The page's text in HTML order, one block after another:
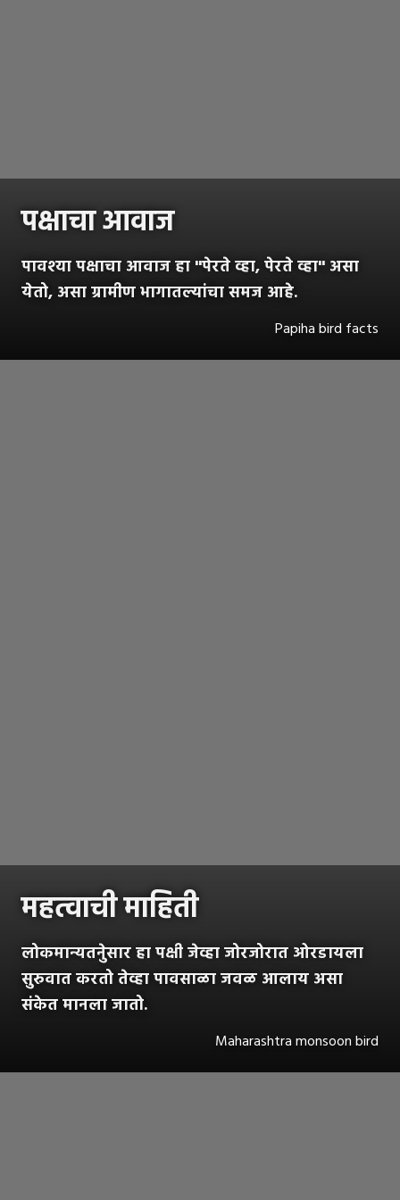
पक्षाचा आवाज
पावश्या पक्षाचा आवाज हा ''पेरते व्हा, पेरते व्हा'' असा
येतो, असा ग्रामीण भागातल्यांचा समज आहे.
Papiha bird facts
महत्वाची माहिती
लोकमान्यतनेुसार हा पक्षी जेव्हा जोरजोरात ओरडायला
सुरुवात करतो तेव्हा पावसाळा जवळ आलाय असा
संकेत मानला जातो.
Maharashtra monsoon bird